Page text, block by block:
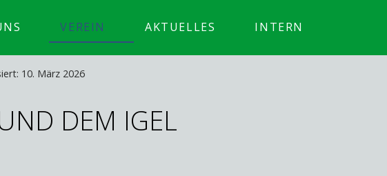
VEREIN AKTUELLES INTERN
10. März 2026
DEM IGEL